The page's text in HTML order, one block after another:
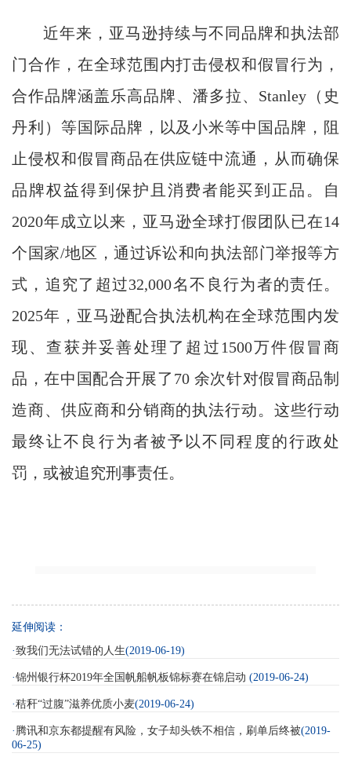
近年来，亚马逊持续与不同品牌和执法部
门合作，在全球范围内打击侵权和假冒行为，
合作品牌涵盖乐高品牌、潘多拉、Stanley（史
丹利）等国际品牌，以及小米等中国品牌，阻
止侵权和假冒商品在供应链中流通，从而确保
品牌权益得到保护且消费者能买到正品。自
2020年成立以来，亚马逊全球打假团队已在14
个国家/地区，通过诉讼和向执法部门举报等方
式，追究了超过32,000名不良行为者的责任。
2025年，亚马逊配合执法机构在全球范围内发
现、查获并妥善处理了超过1500万件假冒商
品，在中国配合开展了70 余次针对假冒商品制
造商、供应商和分销商的执法行动。这些行动
最终让不良行为者被予以不同程度的行政处
罚，或被追究刑事责任。
延伸阅读：
·致我们无法试错的人生(2019-06-19)
·锦州银行杯2019年全国帆船帆板锦标赛在锦启动 (2019-06-24)
·秸秆“过腹”滋养优质小麦(2019-06-24)
· 腾讯和京东都提醒有风险，女子却头铁不相信，刷单后终被(2019-
06-25)